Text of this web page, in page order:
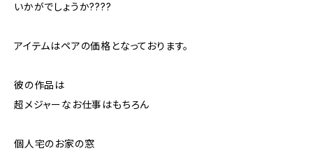
いかがでしょうか????
アイテムはペアの価格となっております。
彼の作品は
超メジャーなお仕事はもちろん
個人宅のお家の窓